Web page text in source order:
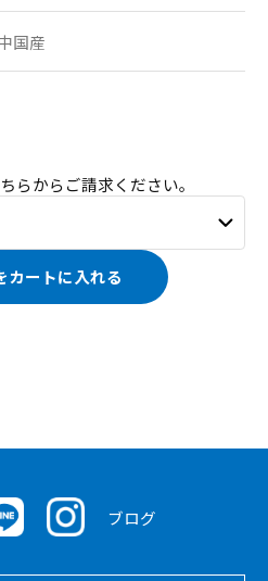
国産
らからご請求ください。
カートに入れる
ブログ